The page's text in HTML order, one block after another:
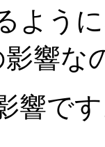
よう
響な
響で